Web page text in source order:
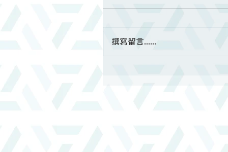
撰寫留言......